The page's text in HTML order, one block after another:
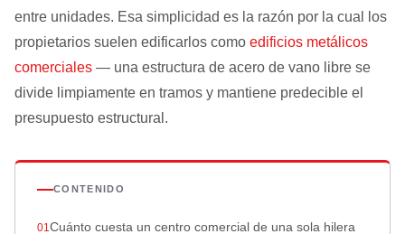
entre unidades. Esa simplicidad es la razón por la cual los
propietarios suelen edificarlos como edificios metálicos
comerciales — una estructura de acero de vano libre se
divide limpiamente en tramos y mantiene predecible el
presupuesto estructural.
CONTENIDO
Cuánto cuesta un centro comercial de una sola hilera